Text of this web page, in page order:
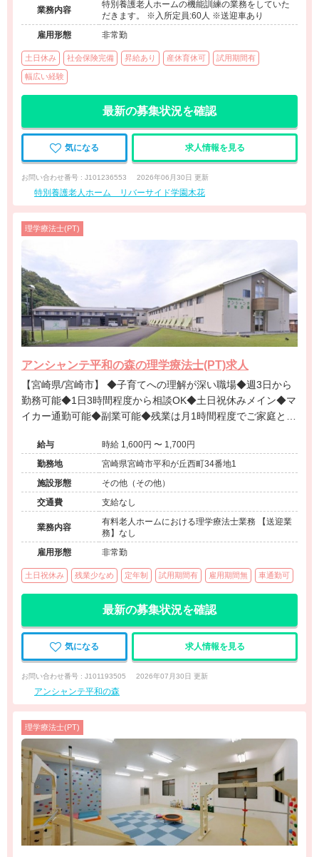
業務内容
特別養護老人ホームの機能訓練の業務をしていた
だきます。 ※入所定員:60人 ※送迎車あり
雇用形態
非常勤
土日休み 社会保険完備 昇給あり 産休育休可 試用期間有
幅広い経験
最新の募集状況を確認
気になる 求人情報を見る
お問い合わせ番号 : J101236553 2026年06月30日 更新
特別養護老人ホーム リバーサイド学園木花
理学療法士(PT)
アンシャンテ平和の森の理学療法士(PT)求人
【宮崎県/宮崎市】 ◆子育てへの理解が深い職場◆週3日から
勤務可能◆1日3時間程度から相談OK◆土日祝休みメイン◆マ
イカー通勤可能◆副業可能◆残業は月1時間程度でご家庭との
給与
時給 1,600円 〜 1,700円
勤務地
宮崎県宮崎市平和が丘西町34番地1
施設形態
その他（その他）
交通費
支給なし
業務内容
有料老人ホームにおける理学療法士業務 【送迎業
務】なし
雇用形態
非常勤
土日祝休み 残業少なめ 定年制 試用期間有 雇用期間無 車通勤可
最新の募集状況を確認
気になる 求人情報を見る
お問い合わせ番号 : J101193505 2026年07月30日 更新
アンシャンテ平和の森
理学療法士(PT)